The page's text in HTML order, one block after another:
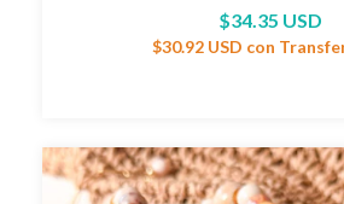
$34.35 USD
$30.92 USD con